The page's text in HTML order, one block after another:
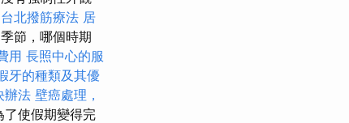
台北撥筋療法 居
節，哪個時期
用 長照中心的服
牙的種類及其優
辦法 壁癌處理，
了使假期變得完